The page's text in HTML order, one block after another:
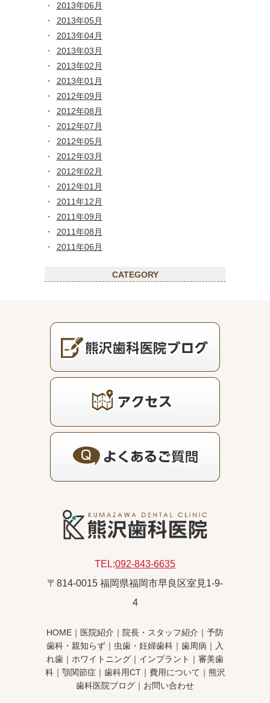
2013年06月
2013年05月
2013年04月
2013年03月
2013年02月
2013年01月
2012年09月
2012年08月
2012年07月
2012年05月
2012年03月
2012年02月
2012年01月
2011年12月
2011年09月
2011年08月
2011年06月
CATEGORY
TEL:092-843-6635
〒814-0015 福岡県福岡市早良区室見1-9-
4
HOME ｜ 医院紹介 ｜ 院長・スタッフ紹介 ｜ 予防
歯科・親知らず ｜ 虫歯・妊婦歯科 ｜ 歯周病 ｜ 入
れ歯 ｜ ホワイトニング ｜ インプラント ｜ 審美歯
科｜ 顎関節症 ｜ 歯科用CT｜ 費用について ｜ 熊沢
歯科医院ブログ ｜ お問い合わせ